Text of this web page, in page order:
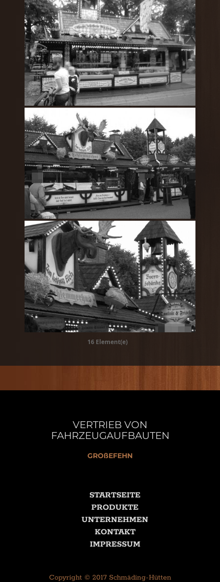
16 Element(e)
VERTRIEB VON
FAHRZEUGAUFBAUTEN
GROßEFEHN
STARTSEITE
PRODUKTE
UNTERNEHMEN
KONTAKT
IMPRESSUM
Copyright © 2017 Schmäding-Hütten